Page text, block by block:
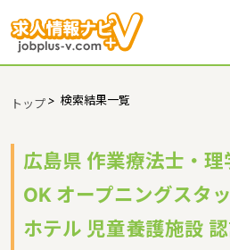
トップ> 検索結果一覧
広島県 作業療法士・
OK オープニングスタ
ホテル 児童養護施設